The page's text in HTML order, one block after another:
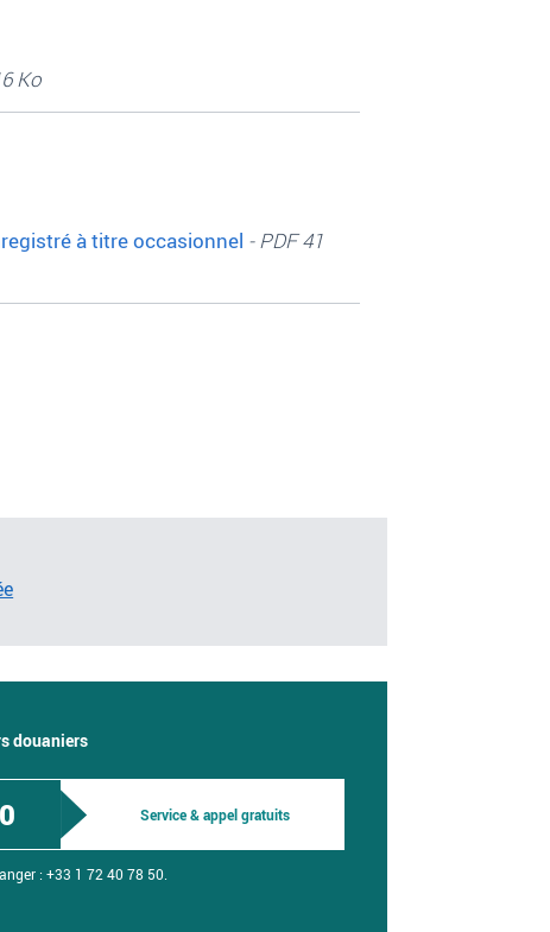
Ko
à titre occasionnel - PDF 41
douaniers
Service & appel gratuits
: +33 1 72 40 78 50.